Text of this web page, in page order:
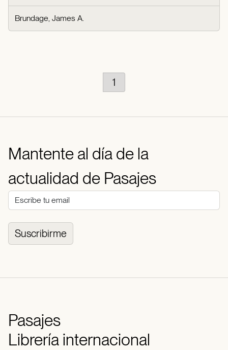
Brundage, James A.
1
Mantente al día de la
actualidad de Pasajes
Suscribirme
Pasajes
Librería internacional